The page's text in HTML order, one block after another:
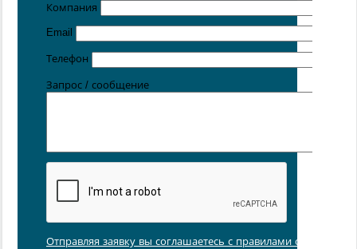
Цена от 5 руб. / кг
Компания
Email
Телефон
Запрос / сообщение
Отправляя заявку вы соглашаетесь с правилами обработки